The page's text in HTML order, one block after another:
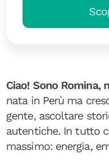
Ciao! Sono Romina,
nata in Perù ma
gente, ascoltare
autentiche. In tutto
massimo: energia,